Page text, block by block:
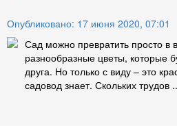
Опубликовано: 17 июня 2020, 07:01
Сад можно превратить просто в
разнообразные цветы, которые
друга. Но только с виду – это
садовод знает. Скольких трудов